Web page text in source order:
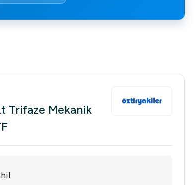
Trifaze Mekanik